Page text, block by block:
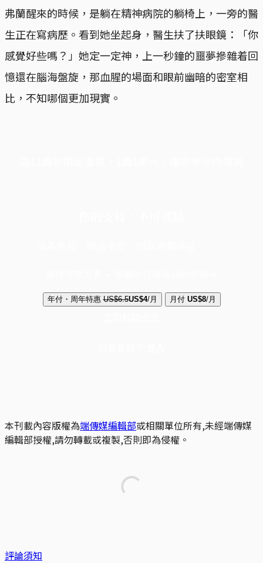
弗蘭醒來的時候，是躺在精神病院的躺椅上，一旁的醫
生正在寫病歷。看到她坐起身，醫生扶了扶眼鏡：「你
感覺好些嗎？」她定一定神，上一秒鐘的噩夢摻雜着回
憶還在腦海盤旋，那血腥的場面和眼前幽暗的密室相
比，不知哪個更加現實。
年付・周年特惠 US$6.5US$4/月 月付 US$8/月
本刊載內容版權為端傳媒編輯部或相關單位所有,未經端傳媒
編輯部授權,請勿轉載或複製,否則即為侵權。
評論須知